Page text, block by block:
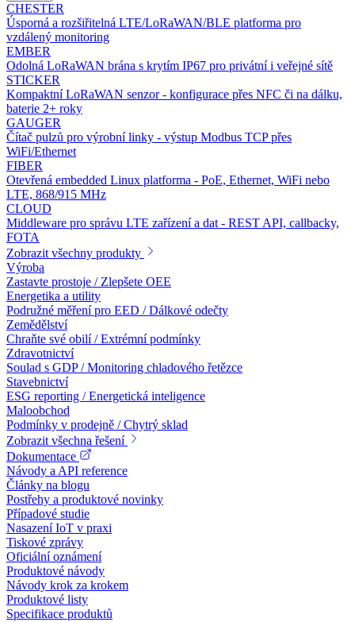
CHESTER
Úsporná a rozšiřitelná LTE/LoRaWAN/BLE platforma pro
vzdálený monitoring
EMBER
Odolná LoRaWAN brána s krytím IP67 pro privátní i veřejné sítě
STICKER
Kompaktní LoRaWAN senzor - konfigurace přes NFC či na dálku,
baterie 2+ roky
GAUGER
Čítač pulzů pro výrobní linky - výstup Modbus TCP přes
WiFi/Ethernet
FIBER
Otevřená embedded Linux platforma - PoE, Ethernet, WiFi nebo
LTE, 868/915 MHz
CLOUD
Middleware pro správu LTE zařízení a dat - REST API, callbacky,
FOTA
Zobrazit všechny produkty
Výroba
Zastavte prostoje / Zlepšete OEE
Energetika a utility
Podružné měření pro EED / Dálkové odečty
Zemědělství
Chraňte své obilí / Extrémní podmínky
Zdravotnictví
Soulad s GDP / Monitoring chladového řetězce
Stavebnictví
ESG reporting / Energetická inteligence
Maloobchod
Podmínky v prodejně / Chytrý sklad
Zobrazit všechna řešení
Dokumentace
Návody a API reference
Články na blogu
Postřehy a produktové novinky
Případové studie
Nasazení IoT v praxi
Tiskové zprávy
Oficiální oznámení
Produktové návody
Návody krok za krokem
Produktové listy
Specifikace produktů